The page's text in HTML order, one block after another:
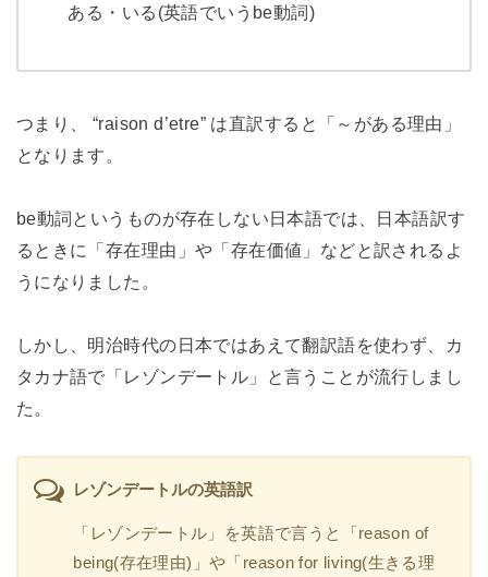
ある・いる(英語でいうbe動詞)
つまり、 “raison d’etre” は直訳すると「～がある理由」
となります。
be動詞というものが存在しない日本語では、日本語訳す
るときに「存在理由」や「存在価値」などと訳されるよ
うになりました。
しかし、明治時代の日本ではあえて翻訳語を使わず、カ
タカナ語で「レゾンデートル」と言うことが流行しまし
た。
レゾンデートルの英語訳
「レゾンデートル」を英語で言うと「reason of
being(存在理由)」や「reason for living(生きる理